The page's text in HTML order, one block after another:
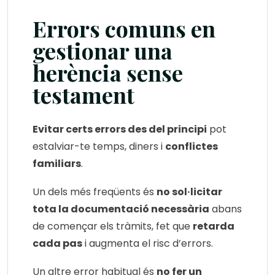
Errors comuns en
gestionar una
herència sense
testament
Evitar certs errors des del principi pot
estalviar-te temps, diners i conflictes
familiars.
Un dels més freqüents és no sol·licitar
tota la documentació necessària abans
de començar els tràmits, fet que retarda
cada pasi augmenta el risc d’errors.
Un altre error habitual és no fer un